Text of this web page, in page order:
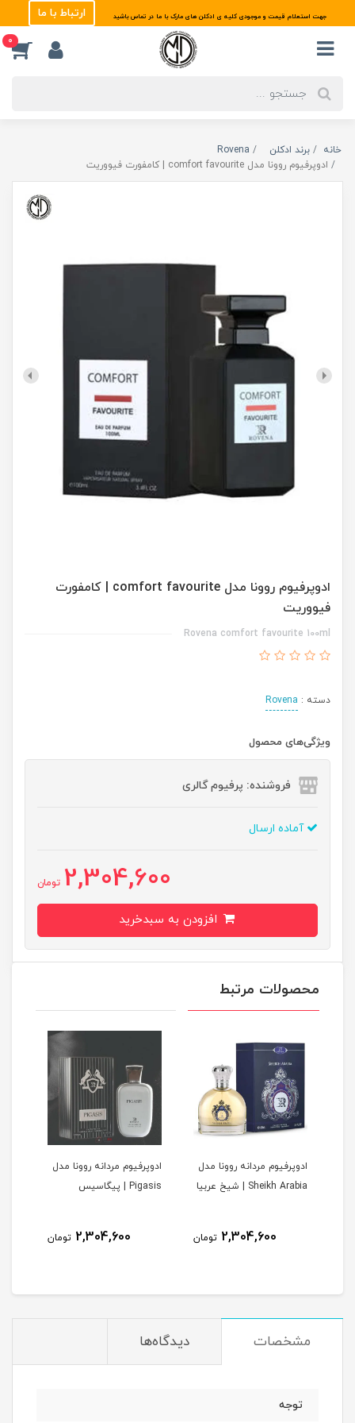
جهت استعلام قیمت و موجودی کلیه ی ادکلن های مارک با ما در تماس باشید ارتباط با ما
0
خانه برند ادکلن
Rovena
ادوپرفیوم روونا مدل comfort favourite | کامفورت فیووریت
ادوپرفیوم روونا مدل comfort favourite | کامفورت
فیووریت
Rovena comfort favourite 100ml
دسته : Rovena
ویژگی‌های محصول
فروشنده: پرفیوم گالری
آماده ارسال
2,304,600 تومان
محصولات مرتبط
ادوپرفیوم مردانه روونا مدل
Sheikh Arabia | شیخ عربیا
2,304,600 تومان
ادوپرفیوم مردانه روونا مدل
Pigasis | پیگاسیس
2,304,600 تومان
مشخصات دیدگاه‌ها
توجه